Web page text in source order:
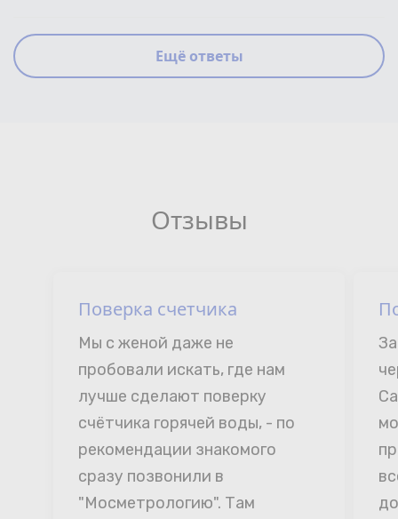
Ещё ответы
Отзывы
Поверка счетчика
Мы с женой даже не
пробовали искать, где нам
лучше сделают поверку
счётчика горячей воды, - по
рекомендации знакомого
сразу позвонили в
"Мосметрологию". Там